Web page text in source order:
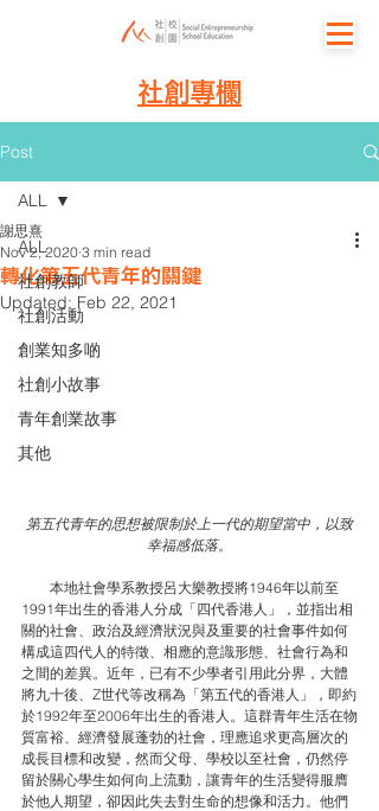
社創專欄
Post
ALL
社創教師
社創活動
創業知多啲
社創小故事
青年創業故事
其他
ALL
轉化第五代青年的關鍵
謝思熹
Nov 2, 2020 3 min read
Updated: Feb 22, 2021
第五代青年的思想被限制於上一代的期望當中，以致
幸福感低落。
本地社會學系教授呂大樂教授將1946年以前至
1991年出生的香港人分成「四代香港人」，並指出相
關的社會、政治及經濟狀況與及重要的社會事件如何
構成這四代人的特徵、相應的意識形態、社會行為和
之間的差異。近年，已有不少學者引用此分界，大體
將九十後、Z世代等改稱為「第五代的香港人」，即約
於1992年至2006年出生的香港人。這群青年生活在物
質富裕、經濟發展蓬勃的社會，理應追求更高層次的
成長目標和改變，然而父母、學校以至社會，仍然停
留於關心學生如何向上流動，讓青年的生活變得服膺
於他人期望，卻因此失去對生命的想像和活力。他們